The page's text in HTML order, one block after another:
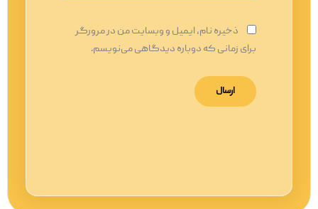
ذخیره نام، ایمیل و وبسایت من در مرورگر
برای زمانی که دوباره دیدگاهی می‌نویسم.